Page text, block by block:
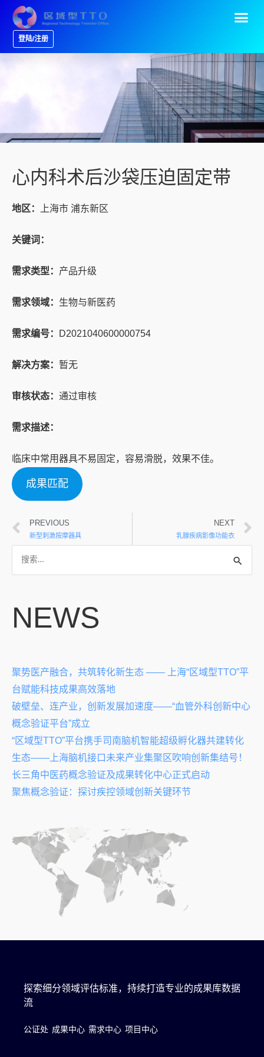
登陆/注册
心内科术后沙袋压迫固定带
地区： 上海市 浦东新区
关键词：
需求类型： 产品升级
需求领域： 生物与新医药
需求编号： D2021040600000754
解决方案： 暂无
审核状态： 通过审核
需求描述：
临床中常用器具不易固定，容易滑脱，效果不佳。
成果匹配
PREVIOUS
新型刺激按摩器具
NEXT
乳腺疾病影像功能衣
NEWS
聚势医产融合，共筑转化新生态 —— 上海“区域型TTO”平
台赋能科技成果高效落地
破壁垒、连产业，创新发展加速度——“血管外科创新中心
概念验证平台”成立
“区域型TTO”平台携手司南脑机智能超级孵化器共建转化
生态——上海脑机接口未来产业集聚区吹响创新集结号！
长三角中医药概念验证及成果转化中心正式启动
聚焦概念验证：探讨疾控领域创新关键环节
探索细分领域评估标准，持续打造专业的成果库数据
流
公证处 成果中心 需求中心 项目中心